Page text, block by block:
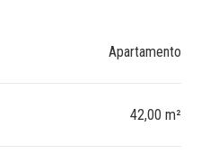
Apartamento
42,00 m²